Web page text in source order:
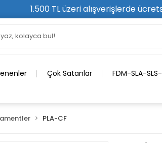
1.500 TL üzeri alışverişlerde
Çok Satanlar FDM-SLA-
PLA-CF